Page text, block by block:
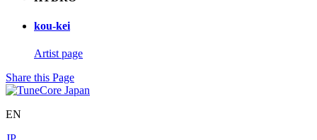
kou-kei
Artist page
Share this Page
EN